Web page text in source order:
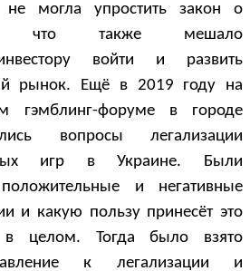
могла упростить закон о
что также мешало
войти и развить
рынок. Ещё в 2019 году на
гэмблинг-форуме в городе
вопросы легализации
игр в Украине. Были
и негативные
и какую пользу принесёт это
в целом. Тогда было взято
к легализации и